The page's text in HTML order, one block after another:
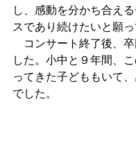
し、感動を分かち合え
スであり続けたいと願っ
コンサート終了後、卒
した。小中と９年間、
ってきた子どももいて
でした。